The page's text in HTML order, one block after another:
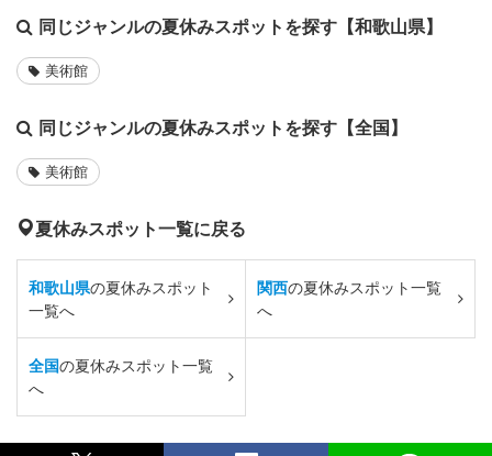
同じジャンルの夏休みスポットを探す【和歌山県】
美術館
同じジャンルの夏休みスポットを探す【全国】
美術館
夏休みスポット一覧に戻る
和歌山県の夏休みスポット
一覧へ
関西の夏休みスポット一覧
へ
全国の夏休みスポット一覧
へ